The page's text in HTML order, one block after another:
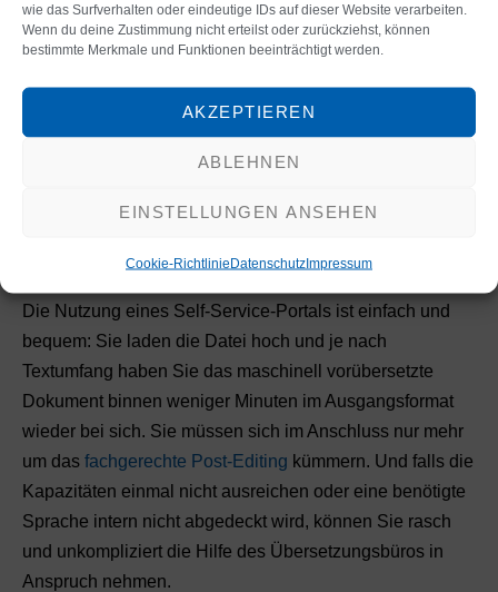
wie das Surfverhalten oder eindeutige IDs auf dieser Website verarbeiten.
Wenn du deine Zustimmung nicht erteilst oder zurückziehst, können
bestimmte Merkmale und Funktionen beeinträchtigt werden.
AKZEPTIEREN
ABLEHNEN
EINSTELLUNGEN ANSEHEN
Cookie-RichtlinieDatenschutzImpressum
der Zeit besser und besser
Einbeziehung von Einträgen aus Translation
kein mühsames, fehleranfälliges Copy-and-Paste
Format der Ausgangsdatei bleibt erhalten
Gewissheit, dass moderne und getestete Software
gängige Dateiformate wie .mif, .xml, .idml, .docx,
.pptx, .xlsx uvm. werden unterstützt
Die Nutzung eines Self-Service-Portals ist einfach und
bequem: Sie laden die Datei hoch und je nach
Textumfang haben Sie das maschinell vorübersetzte
Dokument binnen weniger Minuten im Ausgangsformat
wieder bei sich. Sie müssen sich im Anschluss nur mehr
um das fachgerechte Post-Editing kümmern. Und falls die
Kapazitäten einmal nicht ausreichen oder eine benötigte
Sprache intern nicht abgedeckt wird, können Sie rasch
und unkompliziert die Hilfe des Übersetzungsbüros in
Anspruch nehmen.